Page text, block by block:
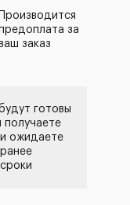
Производится
за
заказ
готовы
получаете
ожидаете